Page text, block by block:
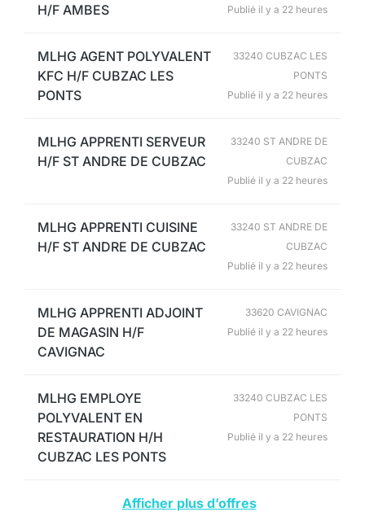
H/F AMBES
Publié il y a 22 heures
MLHG AGENT POLYVALENT
KFC H/F CUBZAC LES
PONTS
33240 CUBZAC LES
PONTS
Publié il y a 22 heures
MLHG APPRENTI SERVEUR
H/F ST ANDRE DE CUBZAC
33240 ST ANDRE DE
CUBZAC
Publié il y a 22 heures
MLHG APPRENTI CUISINE
H/F ST ANDRE DE CUBZAC
33240 ST ANDRE DE
CUBZAC
Publié il y a 22 heures
MLHG APPRENTI ADJOINT
DE MAGASIN H/F
CAVIGNAC
33620 CAVIGNAC
Publié il y a 22 heures
MLHG EMPLOYE
POLYVALENT EN
RESTAURATION H/H
CUBZAC LES PONTS
33240 CUBZAC LES
PONTS
Publié il y a 22 heures
Afficher plus d’offres